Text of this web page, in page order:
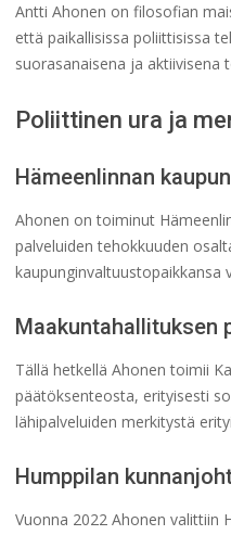
Antti Ahonen on filosofian
että paikallisissa poliittisissa
suorasanaisena ja
Poliittinen ura ja
Hämeenlinnan
Ahonen on toiminut
palveluiden tehokkuuden
kaupunginvaltuustopaikkansa
Maakuntahallituksen
Tällä hetkellä Ahonen toimii
päätöksenteosta, erityisesti
lähipalveluiden merkitystä
Humppilan
Vuonna 2022 Ahonen valittiin